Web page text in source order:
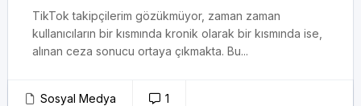
TikTok takipçilerim gözükmüyor, zaman zaman
kullanıcıların bir kısmında kronik olarak bir kısmında ise,
alınan ceza sonucu ortaya çıkmakta. Bu...
Sosyal Medya 1